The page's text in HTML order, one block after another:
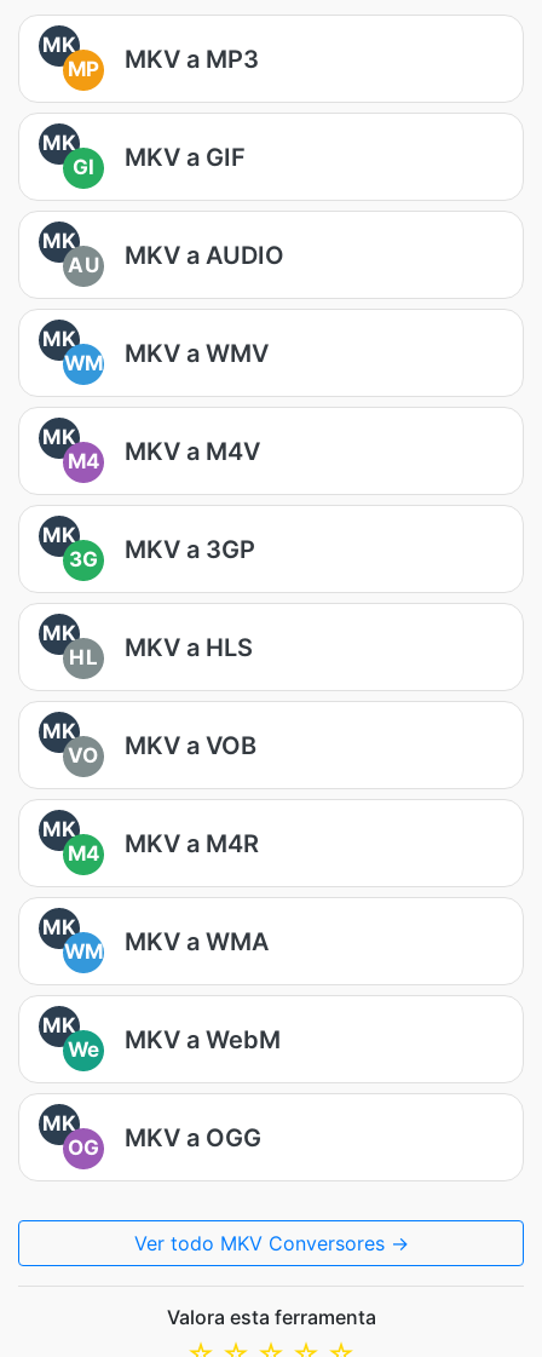
MK
MP
MKV a MP3
MK
GI
MKV a GIF
MK
AU
MKV a AUDIO
MK
WM
MKV a WMV
MK
M4
MKV a M4V
MK
3G
MKV a 3GP
MK
HL
MKV a HLS
MK
VO
MKV a VOB
MK
M4
MKV a M4R
MK
WM
MKV a WMA
MK
We
MKV a WebM
MK
OG
MKV a OGG
Ver todo MKV Conversores →
Valora esta ferramenta